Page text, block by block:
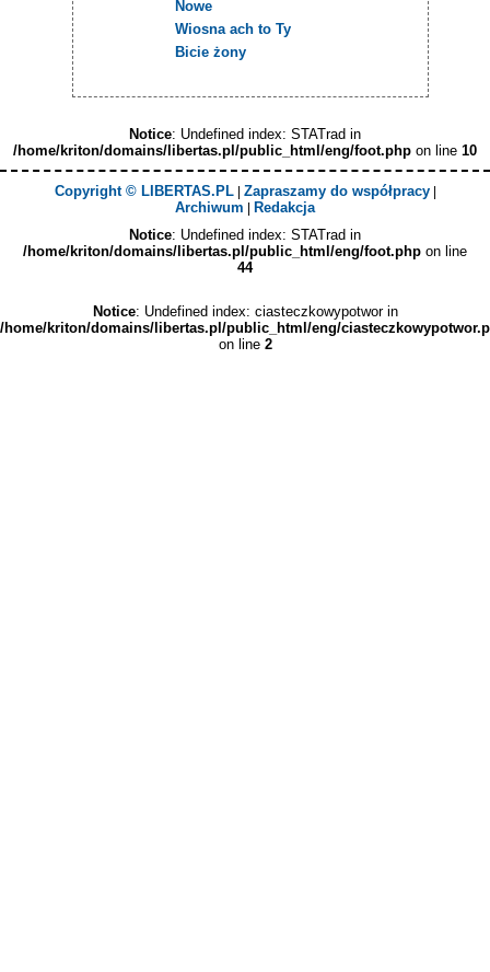
Nowe
Wiosna ach to Ty
Bicie żony
Notice: Undefined index: STATrad in
/home/kriton/domains/libertas.pl/public_html/eng/foot.php on line 10
Copyright © LIBERTAS.PL| Zapraszamy do współpracy|
Archiwum
Redakcja
Notice: Undefined index: STATrad in
/home/kriton/domains/libertas.pl/public_html/eng/foot.php on line
44
Notice: Undefined index: ciasteczkowypotwor in
/home/kriton/domains/libertas.pl/public_html/eng/
on line 2